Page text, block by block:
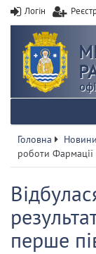
Логін
Головна Новини
роботи
перше